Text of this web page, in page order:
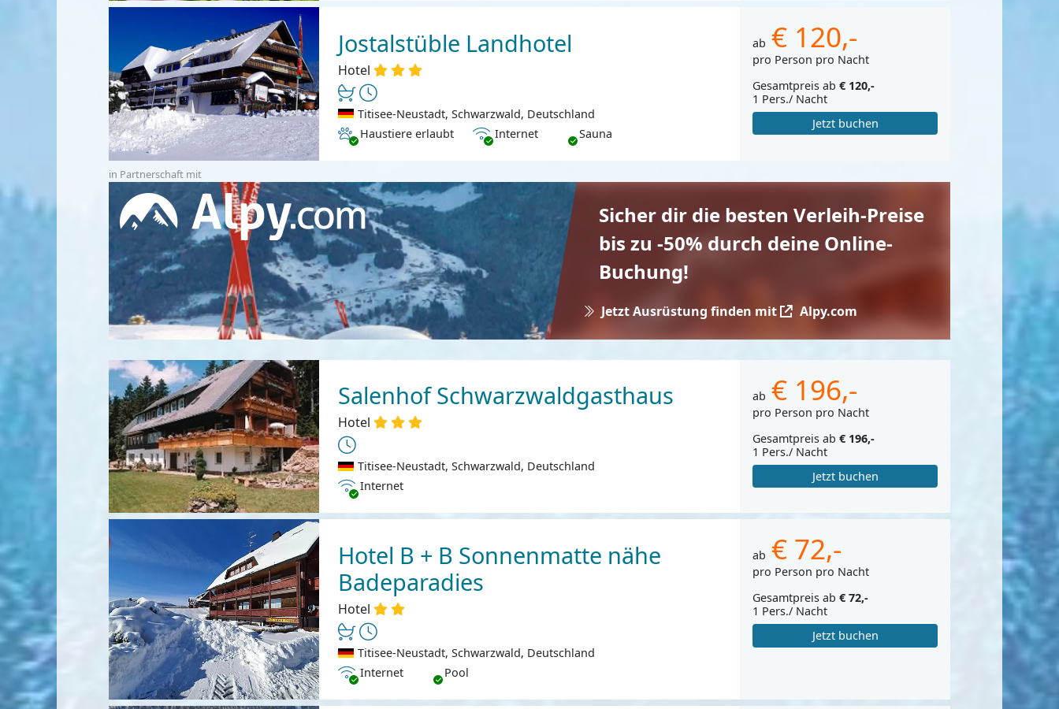
Jostalstüble Landhotel
Hotel
Titisee-Neustadt, Schwarzwald, Deutschland
Haustiere erlaubt
Haustiere erlaubt InternetInternet Sauna
ab € 120,-
pro Person pro Nacht
Gesamtpreis ab € 120,-
1 Pers./ Nacht
Jetzt buchen
in Partnerschaft mit
Sicher dir die besten Verleih-Preise
bis zu -50% durch deine Online-
Buchung!
Jetzt Ausrüstung finden mit Alpy.com
Salenhof Schwarzwaldgasthaus
Hotel
Titisee-Neustadt, Schwarzwald, Deutschland
InternetInternet
ab € 196,-
pro Person pro Nacht
Gesamtpreis ab € 196,-
1 Pers./ Nacht
Jetzt buchen
Hotel B + B Sonnenmatte nähe
Badeparadies
Hotel
Titisee-Neustadt, Schwarzwald, Deutschland
InternetInternet Pool
ab € 72,-
pro Person pro Nacht
Gesamtpreis ab € 72,-
1 Pers./ Nacht
Jetzt buchen